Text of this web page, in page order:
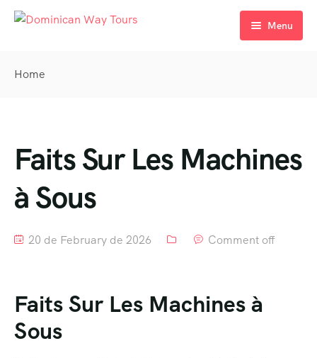
Menu
Activity
Activity – Hiking
Activity – Beaches
Sale Off
Home 3
Home
Faits Sur Les Machines
à Sous
20 de February de 2026 Comment off
Faits Sur Les Machines à
Sous